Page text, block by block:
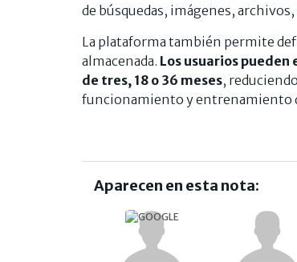
de búsquedas, imágenes,
La plataforma también permite
almacenada. Los usuarios
de tres, 18 o 36 meses,
funcionamiento y entrenamiento
Aparecen en esta nota: